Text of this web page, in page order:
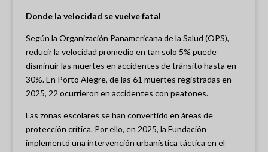
Donde la velocidad se vuelve fatal
Según la Organización Panamericana de la Salud (OPS),
reducir la velocidad promedio en tan solo 5% puede
disminuir las muertes en accidentes de tránsito hasta en
30%. En Porto Alegre, de las 61 muertes registradas en
2025, 22 ocurrieron en accidentes con peatones.
Las zonas escolares se han convertido en áreas de
protección crítica. Por ello, en 2025, la Fundación
implementó una intervención urbanística táctica en el